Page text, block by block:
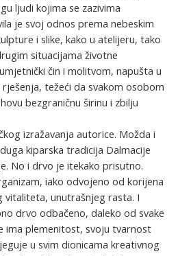
ljudi kojima se zazivima
je svoj odnos prema nebeskim
i slike, kako u atelijeru, tako
situacijama životne
čin i molitvom, napušta u
težeći da svakom osobom
bezgraničnu širinu i zbilju
izražavanja autorice. Možda i
kiparska tradicija Dalmacije
No i drvo je itekako prisutno.
iako odvojeno od korijena
vitaliteta, unutrašnjeg rasta. I
drvo odbačeno, daleko od svake
ima plemenitost, svoju tvarnost
u svim dionicama kreativnog